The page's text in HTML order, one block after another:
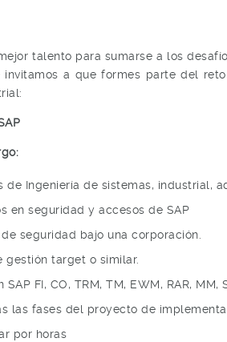
talento para sumarse a los
invitamos a que formes parte del
de Ingeniería de sistemas, industrial,
en seguridad y accesos de SAP
seguridad bajo una corporación.
gestión target o similar.
FI, CO, TRM, TM, EWM, RAR, MM,
las fases del proyecto de
por horas